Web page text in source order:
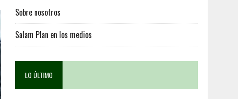
Sobre nosotros
Salam Plan en los medios
LO ÚLTIMO